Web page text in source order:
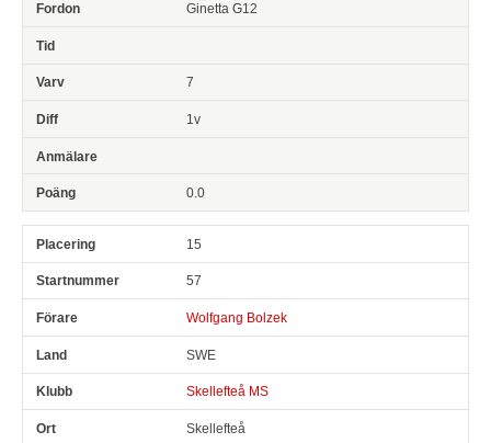
Ginetta G12
7
1v
0.0
15
57
Wolfgang Bolzek
SWE
Skellefteå MS
Skellefteå